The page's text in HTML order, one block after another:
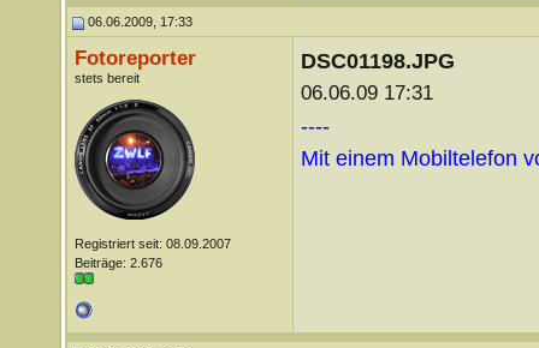
06.06.2009, 17:33
Fotoreporter
stets bereit
Registriert seit: 08.09.2007
Beiträge: 2.676
DSC01198.JPG
06.06.09 17:31
----
Mit einem Mobiltelefon